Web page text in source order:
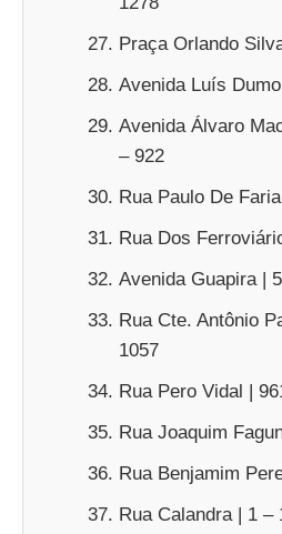
Praça Orlando
Avenida Luís
Avenida Álvaro
– 922
Rua Paulo De
Rua Dos
Avenida Guapira |
Rua Cte. Antônio
1057
Rua Pero Vidal |
Rua Joaquim
Rua Benjamim
Rua Calandra | 1 –